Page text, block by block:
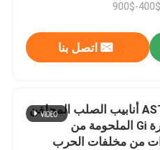
اتصل بنا
ASTM A53 أنابيب الصلب المجلفن
المستديرة Gi الملحومة من
من مخلفات الحرب